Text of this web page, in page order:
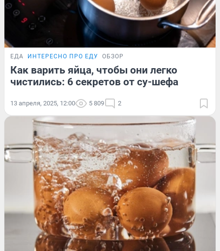
ЕДА ИНТЕРЕСНО ПРО ЕДУ ОБЗОР
Как варить яйца, чтобы они легко
чистились: 6 секретов от су-шефа
13 апреля, 2025, 12:00 5 809 2